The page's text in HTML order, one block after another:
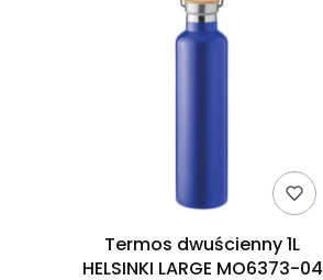
Termos dwuścienny 1L
HELSINKI LARGE MO6373-04